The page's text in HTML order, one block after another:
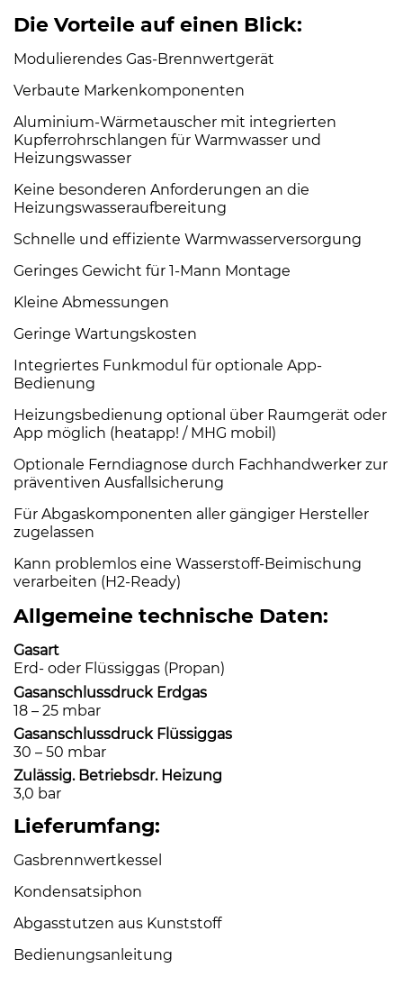
Die Vorteile auf einen Blick:
Modulierendes Gas-Brennwertgerät
Verbaute Markenkomponenten
Aluminium-Wärmetauscher mit integrierten
Kupferrohrschlangen für Warmwasser und
Heizungswasser
Keine besonderen Anforderungen an die
Heizungswasseraufbereitung
Schnelle und effiziente Warmwasserversorgung
Geringes Gewicht für 1-Mann Montage
Kleine Abmessungen
Geringe Wartungskosten
Integriertes Funkmodul für optionale App-
Bedienung
Heizungsbedienung optional über Raumgerät oder
App möglich (heatapp! / MHG mobil)
Optionale Ferndiagnose durch Fachhandwerker zur
präventiven Ausfallsicherung
Für Abgaskomponenten aller gängiger Hersteller
zugelassen
Kann problemlos eine Wasserstoff-Beimischung
verarbeiten (H2-Ready)
Allgemeine technische Daten:
Gasart
Erd- oder Flüssiggas (Propan)
Gasanschlussdruck Erdgas
18 – 25 mbar
Gasanschlussdruck Flüssiggas
30 – 50 mbar
Zulässig. Betriebsdr. Heizung
3,0 bar
Lieferumfang:
Gasbrennwertkessel
Kondensatsiphon
Abgasstutzen aus Kunststoff
Bedienungsanleitung